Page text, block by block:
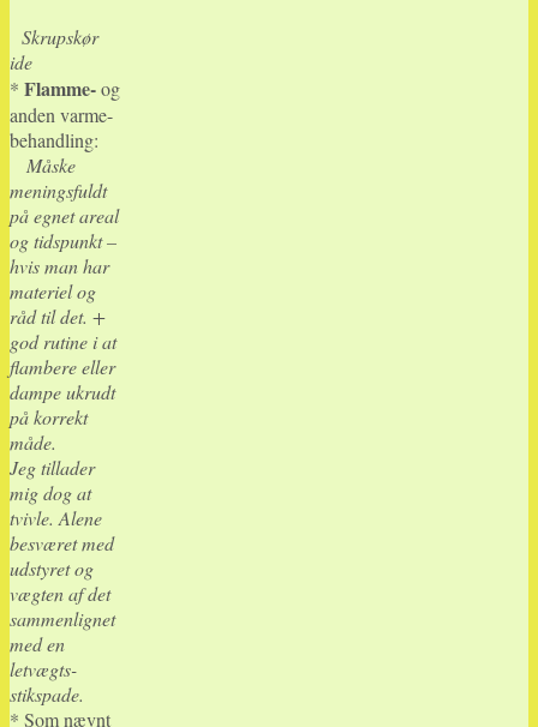
Skrupskør
ide
* Flamme-og
anden varme-
behandling:
Måske
meningsfuldt
på egnet areal
og tidspunkt –
hvis man har
materiel og
råd til det. +
god rutine i at
flambere eller
dampe ukrudt
på korrekt
måde.
Jeg tillader
mig dog at
tvivle. Alene
besværet med
udstyret og
vægten af det
sammenlignet
med en
letvægts-
stikspade.
* Som nævnt